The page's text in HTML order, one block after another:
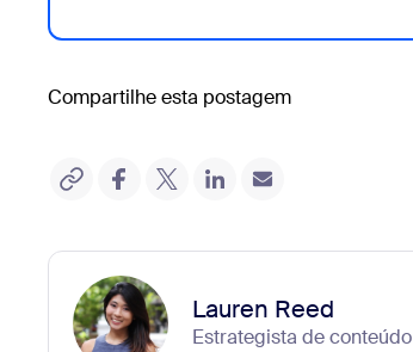
Compartilhe esta postagem
Lauren Reed
Estrategista de conteúdo